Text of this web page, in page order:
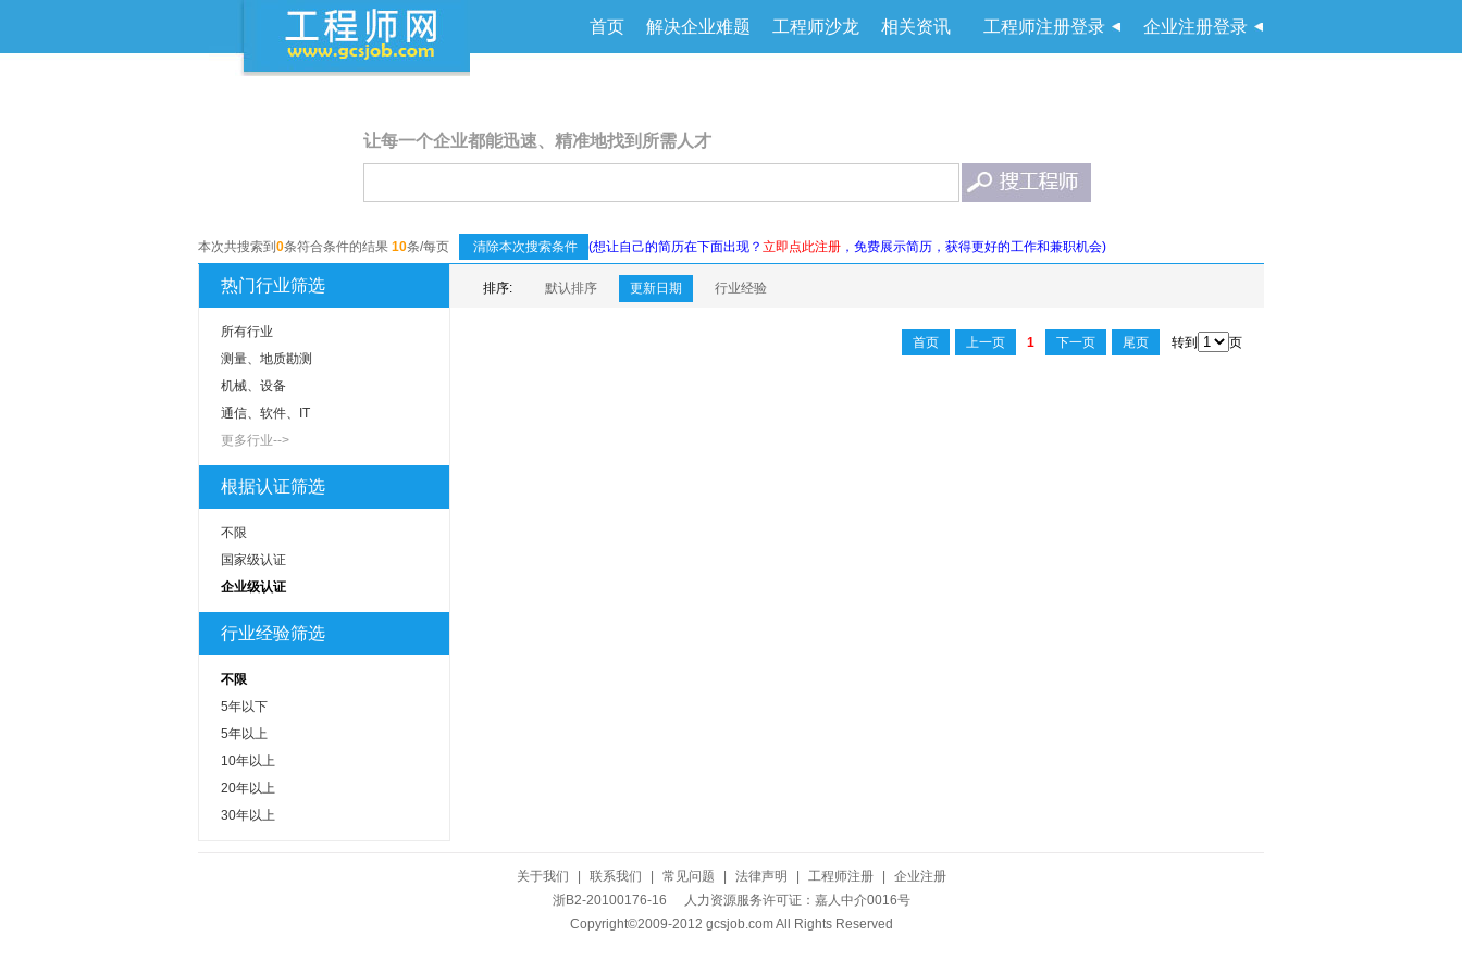
企业注册登录
工程师注册登录
相关资讯
工程师沙龙
解决企业难题
首页
让每一个企业都能迅速、精准地找到所需人才
本次共搜索到 0条符合条件的结果 10条/每页 清除本次搜索条件 (想让自己的简历在下面出现？ 立即点此注册 ，免费展示简历，获得更好的工作和兼职机会)
热门行业筛选
所有行业
测量、地质勘测
机械、设备
通信、软件、IT
更多行业-->
根据认证筛选
不限
国家级认证
企业级认证
行业经验筛选
不限
5年以下
5年以上
10年以上
20年以上
30年以上
排序: 默认排序 更新日期 行业经验
首页 上一页 1 下一页 尾页 转到 页
关于我们 联系我们 常见问题 法律声明 工程师注册
企业注册
浙B2-20100176-16
人力资源服务许可证：嘉人中介0016号
Copyright©2009-2012 gcsjob.com All Rights Reserved